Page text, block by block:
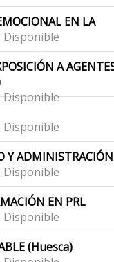
EN LA
Disponible
A
Disponible
Disponible
Y ADMINISTRACIÓN
Disponible
EN PRL
Disponible
(Huesca)